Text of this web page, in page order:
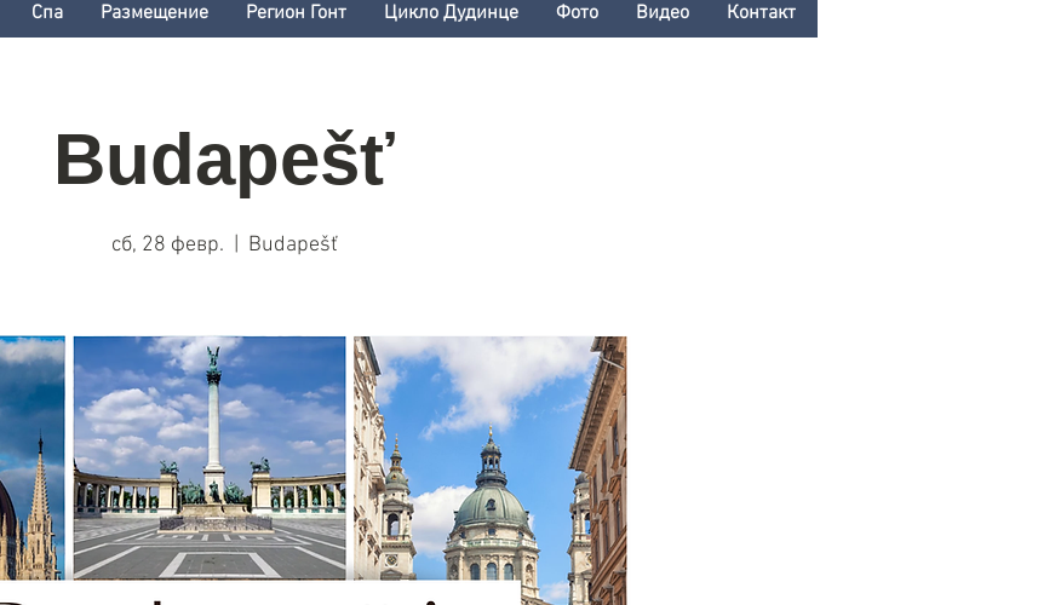
Cпа Размещение Регион Гонт Цикло Дудинце Фото Bидео Контакт
Budapešť
сб, 28 февр. Budapešť